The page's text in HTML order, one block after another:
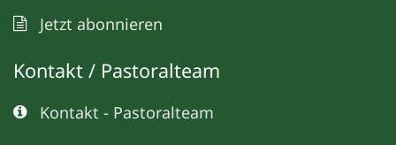
Jetzt abonnieren
Kontakt / Pastoralteam
Kontakt - Pastoralteam